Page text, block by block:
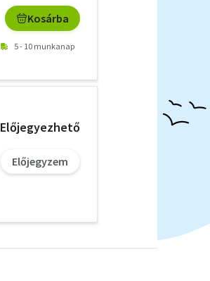
Kosárba
5 - 10 munkanap
Előjegyezhető
Előjegyzem